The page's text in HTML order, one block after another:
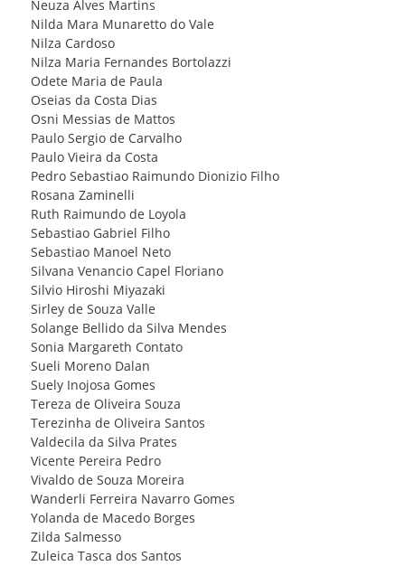
Neuza Alves Martins
Nilda Mara Munaretto do Vale
Nilza Cardoso
Nilza Maria Fernandes Bortolazzi
Odete Maria de Paula
Oseias da Costa Dias
Osni Messias de Mattos
Paulo Sergio de Carvalho
Paulo Vieira da Costa
Pedro Sebastiao Raimundo Dionizio Filho
Rosana Zaminelli
Ruth Raimundo de Loyola
Sebastiao Gabriel Filho
Sebastiao Manoel Neto
Silvana Venancio Capel Floriano
Silvio Hiroshi Miyazaki
Sirley de Souza Valle
Solange Bellido da Silva Mendes
Sonia Margareth Contato
Sueli Moreno Dalan
Suely Inojosa Gomes
Tereza de Oliveira Souza
Terezinha de Oliveira Santos
Valdecila da Silva Prates
Vicente Pereira Pedro
Vivaldo de Souza Moreira
Wanderli Ferreira Navarro Gomes
Yolanda de Macedo Borges
Zilda Salmesso
Zuleica Tasca dos Santos